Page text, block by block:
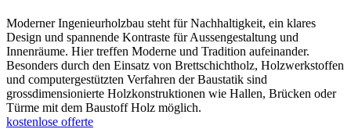
Moderner Ingenieurholzbau steht für Nachhaltigkeit, ein klares
Design und spannende Kontraste für Aussengestaltung und
Innenräume. Hier treffen Moderne und Tradition aufeinander.
Besonders durch den Einsatz von Brettschichtholz, Holzwerkstoffen
und computergestützten Verfahren der Baustatik sind
grossdimensionierte Holzkonstruktionen wie Hallen, Brücken oder
Türme mit dem Baustoff Holz möglich.
kostenlose offerte